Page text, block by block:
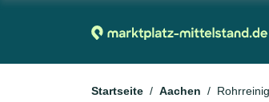
Startseite Aachen